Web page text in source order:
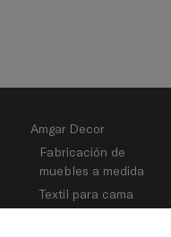
Amgar Decor
Fabricación de
muebles a medida
Textil para cama